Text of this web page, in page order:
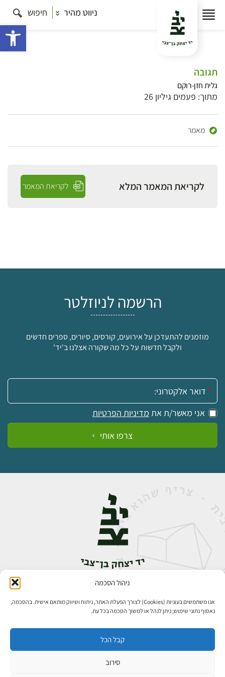
ניהול הסכמה
אנו משתמשים בעוגיות (Cookies) לצורך הפעלת האתר, ניתוח ושיווק מותאם אישית. בהסכמה,
נאסוף נתוני שימוש; ניתן לנהל או למשוך הסכמה בכל עת.
קבל הכל
סירוב
ניווט מהיר חיפוש
תגובה
גלית חזן-רוקם
מתוך: פעמים גיליון 26
מאמר
לקריאת המאמר המלא לקריאת המאמר
הרשמה לניוזלטר
מוזמנים להתעדכן על אירועים, קורסים, סיורים, ספרים חדשים
ולקבל חדשות על כל מה שקורה אצלנו ב'יד'
אימייל:
אני מאשר/ת את מדיניות הפרטיות
צרפו אותי
אבן גבירול 14, רחביה, ירושלים